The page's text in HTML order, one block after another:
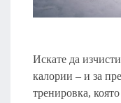
Искате да
калории – и за
тренировка,